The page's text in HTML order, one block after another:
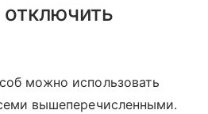
можно использовать
вышеперечисленными.